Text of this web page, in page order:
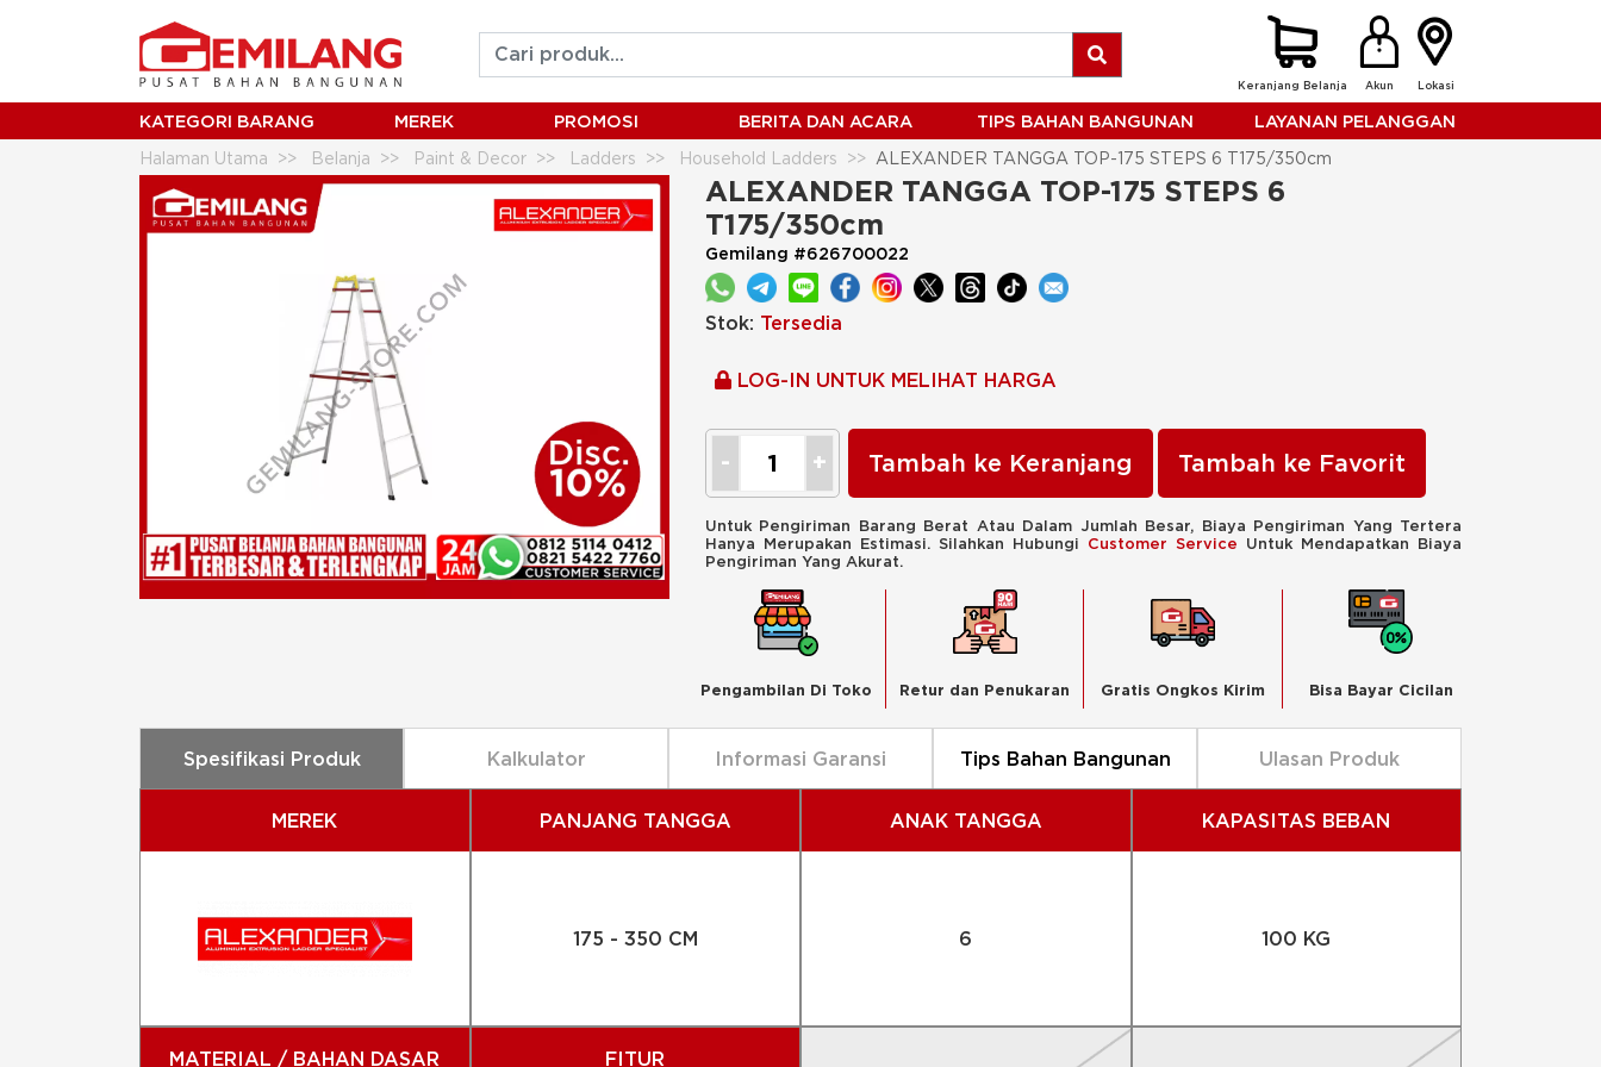
Keranjang Belanja Akun Lokasi
KATEGORI BARANG MEREK PROMOSI BERITA DAN ACARA TIPS BAHAN BANGUNAN LAYANAN PELANGGAN
Halaman Utama Belanja Paint & Decor Ladders Household Ladders ALEXANDER TANGGA TOP-175 STEPS 6 T175/350cm
ALEXANDER TANGGA TOP-175 STEPS 6
T175/350cm
Gemilang #626700022
Stok: Tersedia
LOG-IN UNTUK MELIHAT HARGA
Tambah ke Keranjang Tambah ke Favorit
Untuk Pengiriman Barang Berat Atau Dalam Jumlah Besar, Biaya Pengiriman Yang Tertera
Hanya Merupakan Estimasi. Silahkan Hubungi Customer Service Untuk Mendapatkan Biaya
Pengiriman Yang Akurat.
Pengambilan Di Toko Retur dan Penukaran Gratis Ongkos Kirim Bisa Bayar Cicilan
Spesifikasi Produk Kalkulator Informasi Garansi Tips Bahan Bangunan Ulasan Produk
MEREK PANJANG TANGGA
175 - 350 CM
ANAK TANGGA
6
KAPASITAS BEBAN
100 KG
MATERIAL / BAHAN DASAR FITUR